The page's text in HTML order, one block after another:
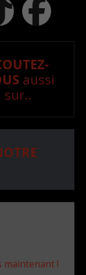
aussi
sur..
maintenant !